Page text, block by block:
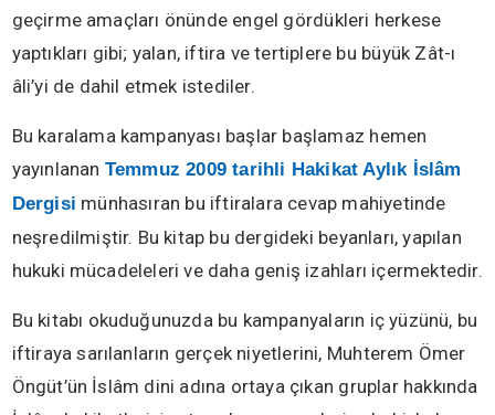
geçirme amaçları önünde engel gördükleri herkese
yaptıkları gibi; yalan, iftira ve tertiplere bu büyük Zât-ı
âli’yi de dahil etmek istediler.
Bu karalama kampanyası başlar başlamaz hemen
yayınlanan Temmuz 2009 tarihli Hakikat Aylık İslâm
Dergisi münhasıran bu iftiralara cevap mahiyetinde
neşredilmiştir. Bu kitap bu dergideki beyanları, yapılan
hukuki mücadeleleri ve daha geniş izahları içermektedir.
Bu kitabı okuduğunuzda bu kampanyaların iç yüzünü, bu
iftiraya sarılanların gerçek niyetlerini, Muhterem Ömer
Öngüt’ün İslâm dini adına ortaya çıkan gruplar hakkında